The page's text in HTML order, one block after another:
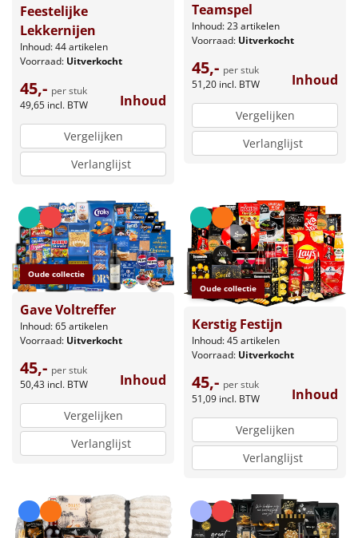
Feestelijke
Lekkernijen
Inhoud: 44 artikelen
Voorraad: Uitverkocht
45,- per stuk
49,65 incl. BTW Inhoud
Vergelijken
Verlanglijst
Teamspel
Inhoud: 23 artikelen
Voorraad: Uitverkocht
45,- per stuk
51,20 incl. BTW Inhoud
Vergelijken
Verlanglijst
Oude collectie
Gave Voltreffer
Inhoud: 65 artikelen
Voorraad: Uitverkocht
45,- per stuk
50,43 incl. BTW Inhoud
Vergelijken
Verlanglijst
Oude collectie
Kerstig Festijn
Inhoud: 45 artikelen
Voorraad: Uitverkocht
45,- per stuk
51,09 incl. BTW Inhoud
Vergelijken
Verlanglijst